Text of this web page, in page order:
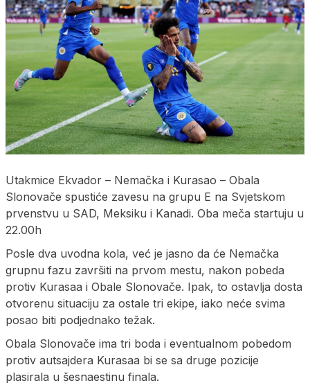
Utakmice Ekvador – Nemačka i Kurasao – Obala
Slonovače spustiće zavesu na grupu E na Svjetskom
prvenstvu u SAD, Meksiku i Kanadi. Oba meča startuju u
22.00h
Posle dva uvodna kola, već je jasno da će Nemačka
grupnu fazu završiti na prvom mestu, nakon pobeda
protiv Kurasaa i Obale Slonovače. Ipak, to ostavlja dosta
otvorenu situaciju za ostale tri ekipe, iako neće svima
posao biti podjednako težak.
Obala Slonovače ima tri boda i eventualnom pobedom
protiv autsajdera Kurasaa bi se sa druge pozicije
plasirala u šesnaestinu finala.